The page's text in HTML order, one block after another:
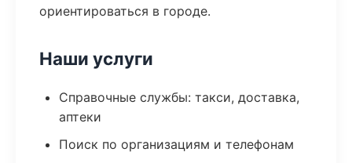
ориентироваться в городе.
Наши услуги
Справочные службы: такси, доставка,
аптеки
Поиск по организациям и телефонам